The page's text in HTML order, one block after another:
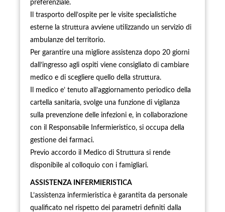
preferenziale.
Il trasporto dell’ospite per le visite specialistiche
esterne la struttura avviene utilizzando un servizio di
ambulanze del territorio.
Per garantire una migliore assistenza dopo 20 giorni
dall’ingresso agli ospiti viene consigliato di cambiare
medico e di scegliere quello della struttura.
Il medico e’ tenuto all’aggiornamento periodico della
cartella sanitaria, svolge una funzione di vigilanza
sulla prevenzione delle infezioni e, in collaborazione
con il Responsabile Infermieristico, si occupa della
gestione dei farmaci.
Previo accordo il Medico di Struttura si rende
disponibile al colloquio con i famigliari.
ASSISTENZA INFERMIERISTICA
L’assistenza infermieristica è garantita da personale
qualificato nel rispetto dei parametri definiti dalla